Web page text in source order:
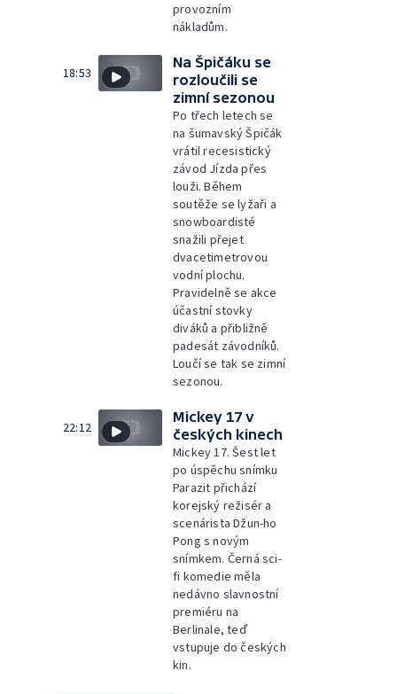
provozním
nákladům.
18:53
Na Špičáku se
rozloučili se
zimní sezonou
Po třech letech se
na šumavský Špičák
vrátil recesistický
závod Jízda přes
louži. Během
soutěže se lyžaři a
snowboardisté
snažili přejet
dvacetimetrovou
vodní plochu.
Pravidelně se akce
účastní stovky
diváků a přibližně
padesát závodníků.
Loučí se tak se zimní
sezonou.
22:12
Mickey 17 v
českých kinech
Mickey 17. Šest let
po úspěchu snímku
Parazit přichází
korejský režisér a
scenárista Džun-ho
Pong s novým
snímkem. Černá sci-
fi komedie měla
nedávno slavnostní
premiéru na
Berlinale, teď
vstupuje do českých
kin.